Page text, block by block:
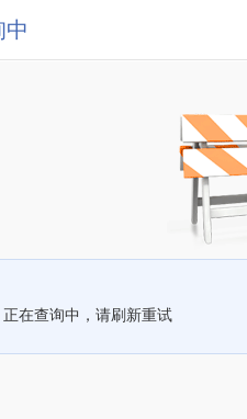
中
正在查询中，请刷新重试